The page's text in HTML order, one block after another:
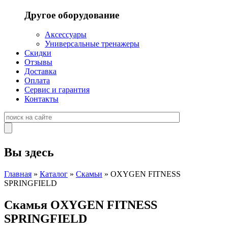
Другое оборудование
Аксессуары
Универсальные тренажеры
Скидки
Отзывы
Доставка
Оплата
Сервис и гарантия
Контакты
Вы здесь
Главная » Каталог » Скамьи » OXYGEN FITNESS
SPRINGFIELD
Скамья OXYGEN FITNESS
SPRINGFIELD